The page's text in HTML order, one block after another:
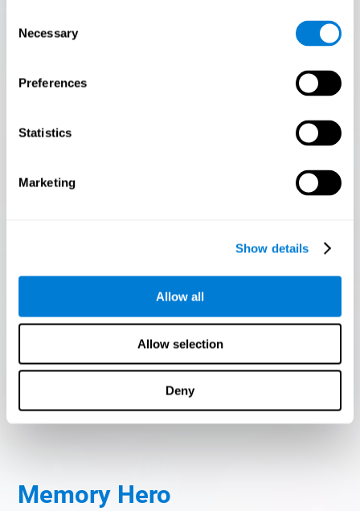
Selection
Necessary
Preferences
Statistics
Marketing
Show details
Allow all
Allow selection
Deny
Tylko 3,5% osób zdaje ten test! Czy jesteś Flash
Ostateczny test Twojej szybkości i dokładności! Czy
potrafisz utrzymać tempo? Czy jesteś gotowy, aby
POCZĄTEK
Memory Hero